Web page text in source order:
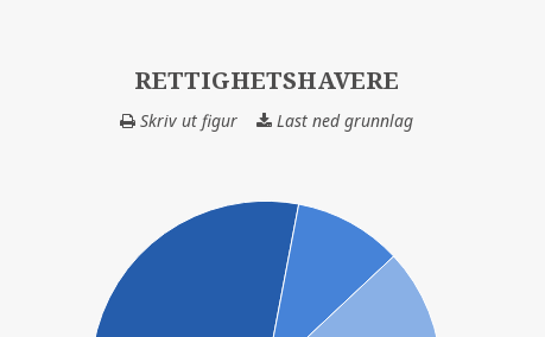
RETTIGHETSHAVERE
Skriv ut figur Last ned grunnlagRETTIGHETSHAVERE